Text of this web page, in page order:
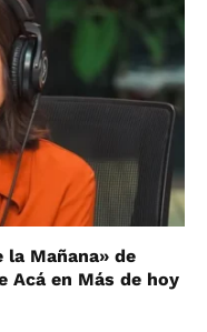
Mañana» de
Acá en Más de hoy